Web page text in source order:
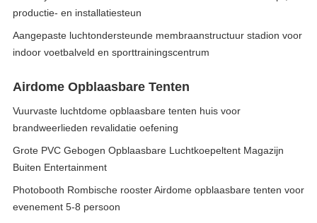
productie- en installatiesteun
Aangepaste luchtondersteunde membraanstructuur stadion voor
indoor voetbalveld en sporttrainingscentrum
Airdome Opblaasbare Tenten
Vuurvaste luchtdome opblaasbare tenten huis voor
brandweerlieden revalidatie oefening
Grote PVC Gebogen Opblaasbare Luchtkoepeltent Magazijn
Buiten Entertainment
Photobooth Rombische rooster Airdome opblaasbare tenten voor
evenement 5-8 persoon